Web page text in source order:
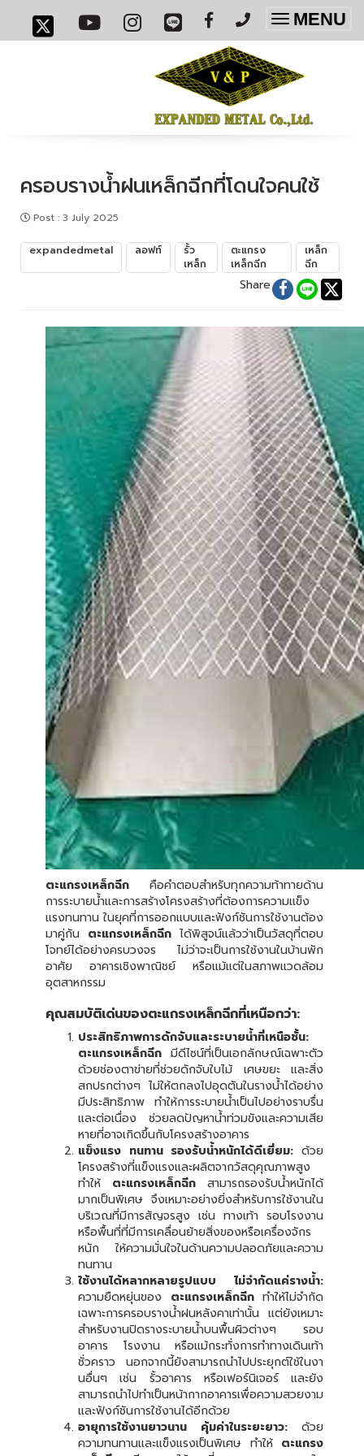
Toggle
MENU
ครอบรางน้ำฝนเหล็กฉีกที่โดนใจคนใช้
Post : 3 July 2025
expandedmetal ลอฟท์
รั้ว
เหล็ก
ตะแกรง
เหล็กฉีก
เหล็ก
ฉีก
Share
ตะแกรงเหล็กฉีก คือคำตอบสำหรับทุกความท้าทายด้าน
การระบายน้ำและการสร้างโครงสร้างที่ต้องการความแข็ง
แรงทนทาน ในยุคที่การออกแบบและฟังก์ชันการใช้งานต้อง
มาคู่กัน ตะแกรงเหล็กฉีก ได้พิสูจน์แล้วว่าเป็นวัสดุที่ตอบ
โจทย์ได้อย่างครบวงจร ไม่ว่าจะเป็นการใช้งานในบ้านพัก
อาศัย อาคารเชิงพาณิชย์ หรือแม้แต่ในสภาพแวดล้อม
อุตสาหกรรม
คุณสมบัติเด่นของตะแกรงเหล็กฉีกที่เหนือกว่า:
ประสิทธิภาพการดักจับและระบายน้ำที่เหนือชั้น:
ตะแกรงเหล็กฉีก มีดีไซน์ที่เป็นเอกลักษณ์เฉพาะตัว
ด้วยช่องตาข่ายที่ช่วยดักจับใบไม้ เศษขยะ และสิ่ง
สกปรกต่างๆ ไม่ให้ตกลงไปอุดตันในรางน้ำได้อย่าง
มีประสิทธิภาพ ทำให้การระบายน้ำเป็นไปอย่างราบรื่น
และต่อเนื่อง ช่วยลดปัญหาน้ำท่วมขังและความเสีย
หายที่อาจเกิดขึ้นกับโครงสร้างอาคาร
แข็งแรง ทนทาน รองรับน้ำหนักได้ดีเยี่ยม: ด้วย
โครงสร้างที่แข็งแรงและผลิตจากวัสดุคุณภาพสูง
ทำให้ ตะแกรงเหล็กฉีก สามารถรองรับน้ำหนักได้
มากเป็นพิเศษ จึงเหมาะอย่างยิ่งสำหรับการใช้งานใน
บริเวณที่มีการสัญจรสูง เช่น ทางเท้า รอบโรงงาน
หรือพื้นที่ที่มีการเคลื่อนย้ายสิ่งของหรือเครื่องจักร
หนัก ให้ความมั่นใจในด้านความปลอดภัยและความ
ทนทาน
ใช้งานได้หลากหลายรูปแบบ ไม่จำกัดแค่รางน้ำ:
ความยืดหยุ่นของ ตะแกรงเหล็กฉีกทำให้ไม่จำกัด
เฉพาะการครอบรางน้ำฝนหลังคาเท่านั้น แต่ยังเหมาะ
สำหรับงานปิดรางระบายน้ำบนพื้นผิวต่างๆ รอบ
อาคาร โรงงาน หรือแม้กระทั่งการทำทางเดินเท้า
ชั่วคราว นอกจากนี้ยังสามารถนำไปประยุกต์ใช้ในงา
นอื่นๆ เช่น รั้วอาคาร หรือเฟอร์นิเจอร์ และยัง
สามารถนำไปทำเป็นหน้ากากอาคารเพื่อความสวยงาม
และฟังก์ชันการใช้งานได้อีกด้วย
อายุการใช้งานยาวนาน คุ้มค่าในระยะยาว: ด้วย
ความทนทานและแข็งแรงเป็นพิเศษ ทำให้ ตะแกรง